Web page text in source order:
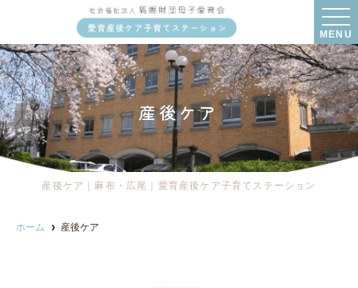
MENU
産後ケア
産後ケア｜麻布・広尾｜愛育産後ケア子育てステーション
ホーム 産後ケア